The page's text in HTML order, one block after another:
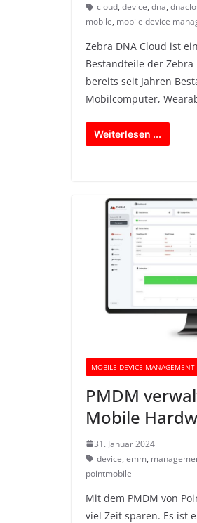
cloud, device, dna,
mobile, mobile device
Zebra DNA Cloud ist
Bestandteile der
bereits seit Jahren
Mobilcomputer,
Weiterlesen ...
MOBILE DEVICE MANAGEMENT
PMDM
Mobile
31. Januar 2024
device, emm,
pointmobile
Mit dem PMDM von
viel Zeit sparen. Es ist